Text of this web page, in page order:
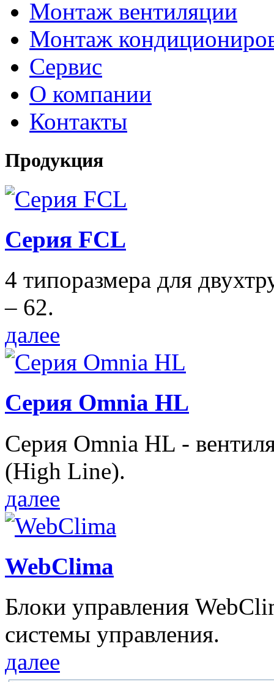
Монтаж вентиляции
Монтаж
Сервис
О компании
Контакты
Продукция
Серия FCL
4 типоразмера для
– 62.
далее
Серия Omnia HL
Серия Omnia HL -
(High Line).
далее
WebClima
Блоки упрaвлeния
системы управления.
далее